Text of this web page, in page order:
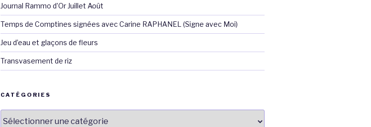
Journal Rammo d’Or Juillet Août
Temps de Comptines signées avec Carine RAPHANEL (Signe avec Moi)
Jeu d’eau et glaçons de fleurs
Transvasement de riz
CATÉGORIES